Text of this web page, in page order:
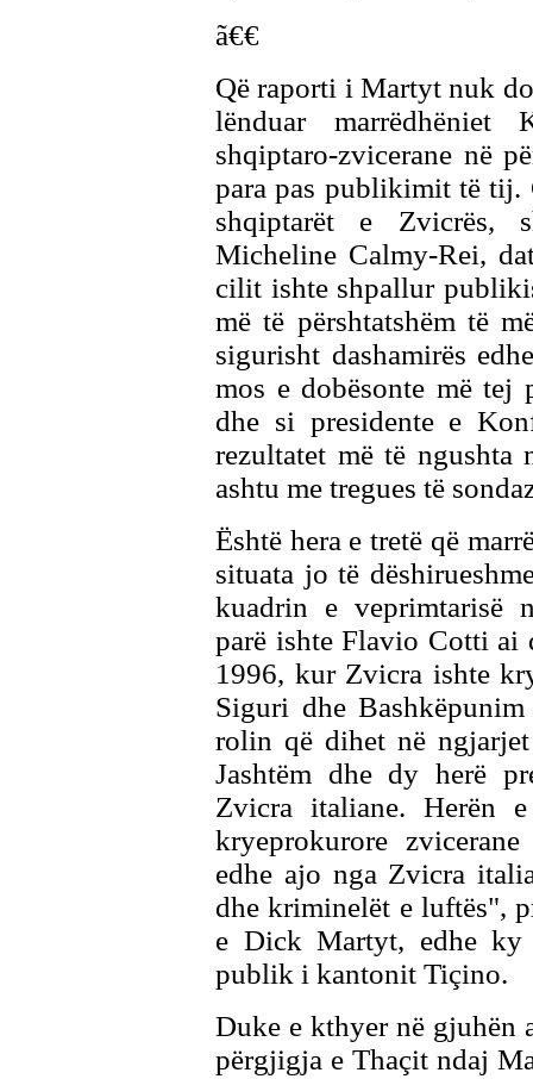
ã€€
Që raporti i Martyt nuk
lënduar marrëdhëniet
shqiptaro-zvicerane në
para pas publikimit të tij.
shqiptarët e Zvicrës,
Micheline Calmy-Rei,
cilit ishte shpallur
më të përshtatshëm të
sigurisht dashamirës
mos e dobësonte më tej
dhe si presidente e
rezultatet më të ngushta
ashtu me tregues të
Është hera e tretë që
situata jo të
kuadrin e veprimtarisë
parë ishte Flavio Cotti ai
1996, kur Zvicra ishte
Siguri dhe
rolin që dihet në
Jashtëm dhe dy herë
Zvicra italiane. Herën
kryeprokurore
edhe ajo nga Zvicra
dhe kriminelët e luftës",
e Dick Martyt, edhe ky
publik i kantonit Tiçino.
Duke e kthyer në gjuhën
përgjigja e Thaçit ndaj